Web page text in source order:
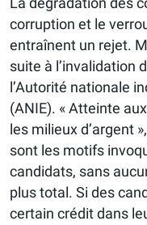
corruption et le
entraînent un rejet.
suite à l’invalidation
l’Autorité nationale
(ANIE). « Atteinte
les milieux d’argent
sont les motifs
candidats, sans
plus total. Si des
certain crédit dans